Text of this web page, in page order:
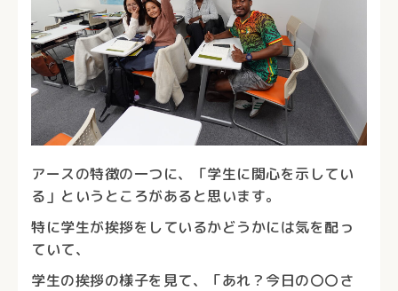
アースの特徴の一つに、「学生に関心を示してい
る」というところがあると思います。
特に学生が挨拶をしているかどうかには気を配っ
ていて、
学生の挨拶の様子を見て、「あれ？今日の〇〇さ